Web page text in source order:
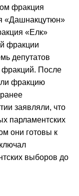
фракция
«Дашнакцутюн»
«Елк»
фракции
депутатов
фракций. После
фракцию
заявляли, что
парламентских
они готовы к
выборов до